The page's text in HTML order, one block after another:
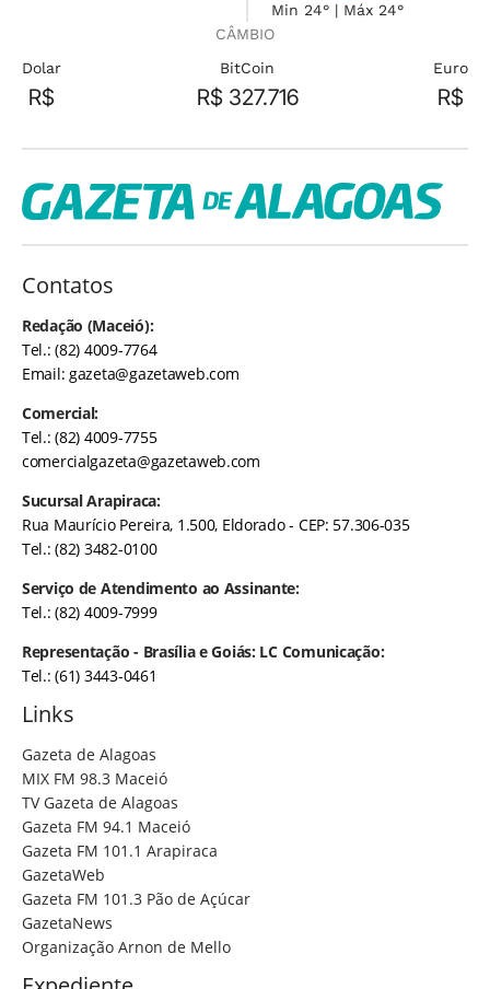
Min 24° | Máx 24°
CÂMBIO
Dolar
R$
BitCoin
R$ 327.716
Euro
R$
Contatos
Redação (Maceió):
Tel.: (82) 4009-7764
Email:gazeta@gazetaweb.com
Comercial:
Tel.: (82) 4009-7755
comercialgazeta@gazetaweb.com
Sucursal Arapiraca:
Rua Maurício Pereira, 1.500, Eldorado - CEP: 57.306-035
Tel.: (82) 3482-0100
Serviço de Atendimento ao Assinante:
Tel.: (82) 4009-7999
Representação - Brasília e Goiás: LC Comunicação:
Tel.: (61) 3443-0461
Links
Gazeta de Alagoas
MIX FM 98.3 Maceió
TV Gazeta de Alagoas
Gazeta FM 94.1 Maceió
Gazeta FM 101.1 Arapiraca
GazetaWeb
Gazeta FM 101.3 Pão de Açúcar
GazetaNews
Organização Arnon de Mello